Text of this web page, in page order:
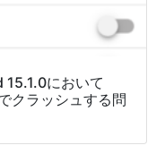
において
クラッシュする問